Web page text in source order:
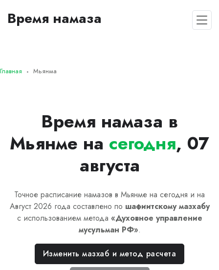
Время намаза
Главная Мьянма
Время намаза в
Мьянме на сегодня, 07
августа
Точное расписание намазов в Мьянме на сегодня и на
Август 2026 года составлено по шафиитскомумазхабу
с использованием метода «Духовное управление
мусульман РФ».
Изменить мазхаб и метод расчета